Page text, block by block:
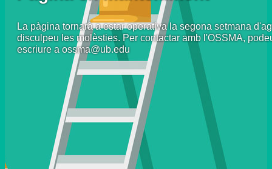
La pàgina tornarà a estar operativa la segona setmana
disculpeu les molèsties. Per contactar amb l'OSSMA,
escriure a ossma@ub.edu